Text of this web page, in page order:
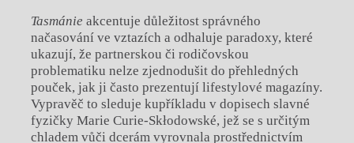
Tasmánie akcentuje důležitost správného
načasování ve vztazích a odhaluje paradoxy, které
ukazují, že partnerskou či rodičovskou
problematiku nelze zjednodušit do přehledných
pouček, jak ji často prezentují lifestylové magazíny.
Vypravěč to sleduje kupříkladu v dopisech slavné
fyzičky Marie Curie-Skłodowské, jež se s určitým
chladem vůči dcerám vyrovnala prostřednictvím